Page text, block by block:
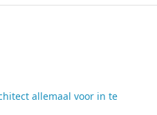
allemaal voor in te